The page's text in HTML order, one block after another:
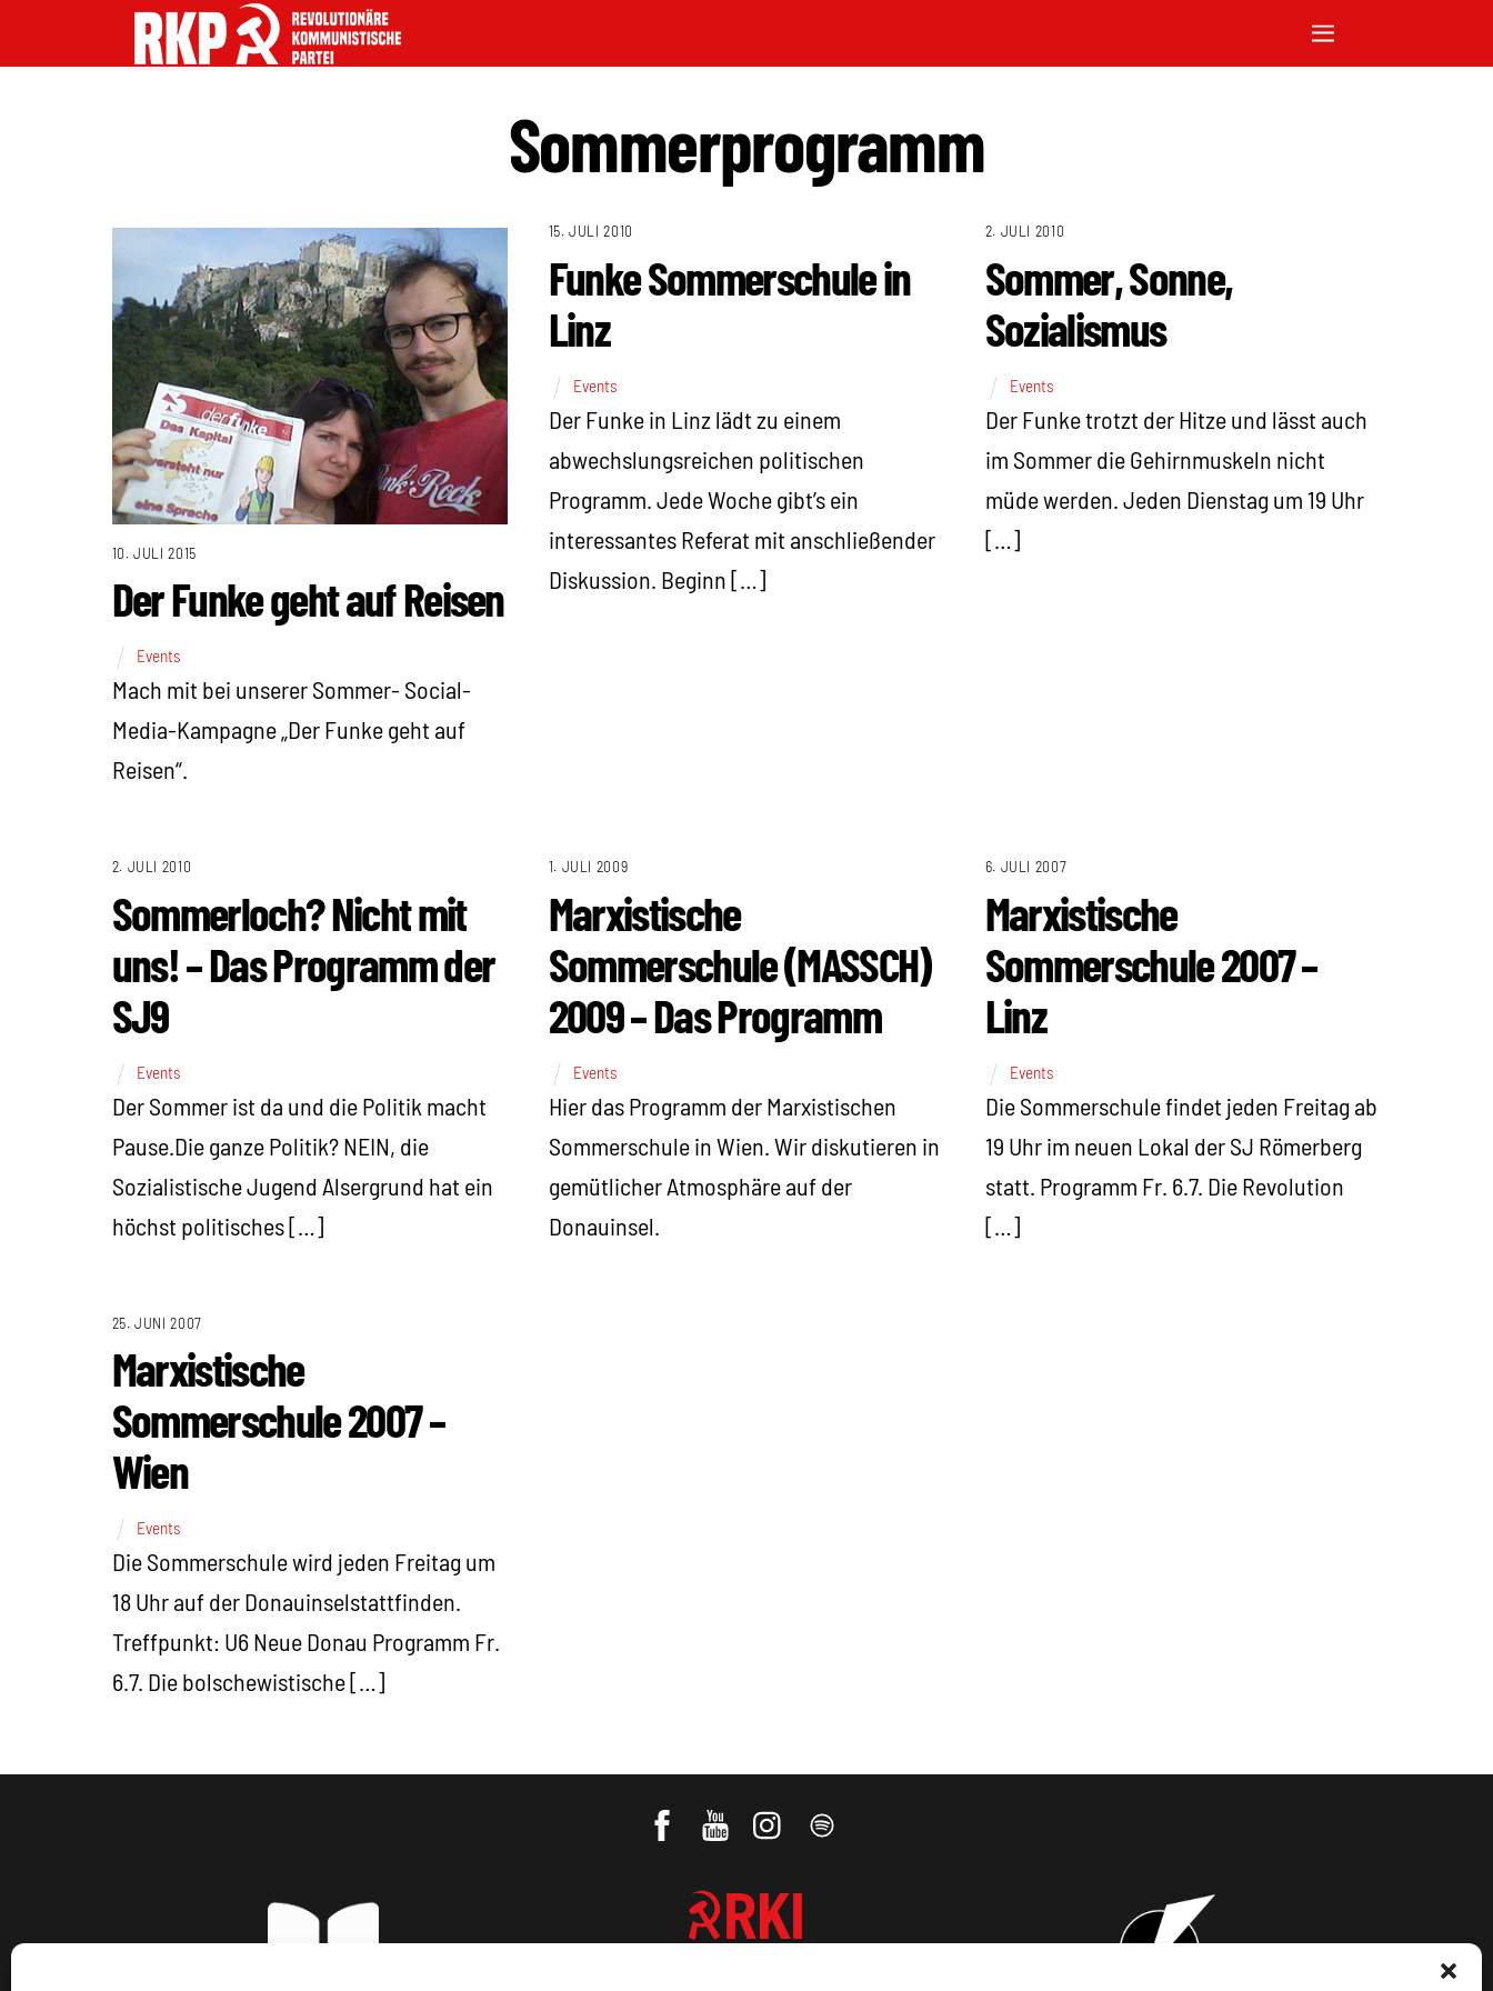
Sommerprogramm
10. JULI 2015
Der Funke geht auf Reisen
Events
Mach mit bei unserer Sommer- Social-
Media-Kampagne „Der Funke geht auf
Reisen“.
15. JULI 2010
Funke Sommerschule in
Linz
Events
Der Funke in Linz lädt zu einem
abwechslungsreichen politischen
Programm. Jede Woche gibt’s ein
interessantes Referat mit anschließender
Diskussion. Beginn […]
2. JULI 2010
Sommer, Sonne,
Sozialismus
Events
Der Funke trotzt der Hitze und lässt auch
im Sommer die Gehirnmuskeln nicht
müde werden. Jeden Dienstag um 19 Uhr
[…]
2. JULI 2010
Sommerloch? Nicht mit
uns! – Das Programm der
SJ9
Events
Der Sommer ist da und die Politik macht
Pause.Die ganze Politik? NEIN, die
Sozialistische Jugend Alsergrund hat ein
höchst politisches […]
1. JULI 2009
Marxistische
Sommerschule (MASSCH)
2009 – Das Programm
Events
Hier das Programm der Marxistischen
Sommerschule in Wien. Wir diskutieren in
gemütlicher Atmosphäre auf der
Donauinsel.
6. JULI 2007
Marxistische
Sommerschule 2007 –
Linz
Events
Die Sommerschule findet jeden Freitag ab
19 Uhr im neuen Lokal der SJ Römerberg
statt. Programm Fr. 6.7. Die Revolution
[…]
25. JUNI 2007
Marxistische
Sommerschule 2007 –
Wien
Events
Die Sommerschule wird jeden Freitag um
18 Uhr auf der Donauinselstattfinden.
Treffpunkt: U6 Neue Donau Programm Fr.
6.7. Die bolschewistische […]